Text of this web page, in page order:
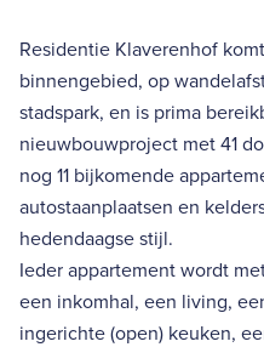
Residentie Klaverenhof
binnengebied, op
stadspark, en is prima
nieuwbouwproject met 41
nog 11 bijkomende
autostaanplaatsen en
hedendaagse stijl.
Ieder appartement wordt
een inkomhal, een living,
ingerichte (open) keuken,